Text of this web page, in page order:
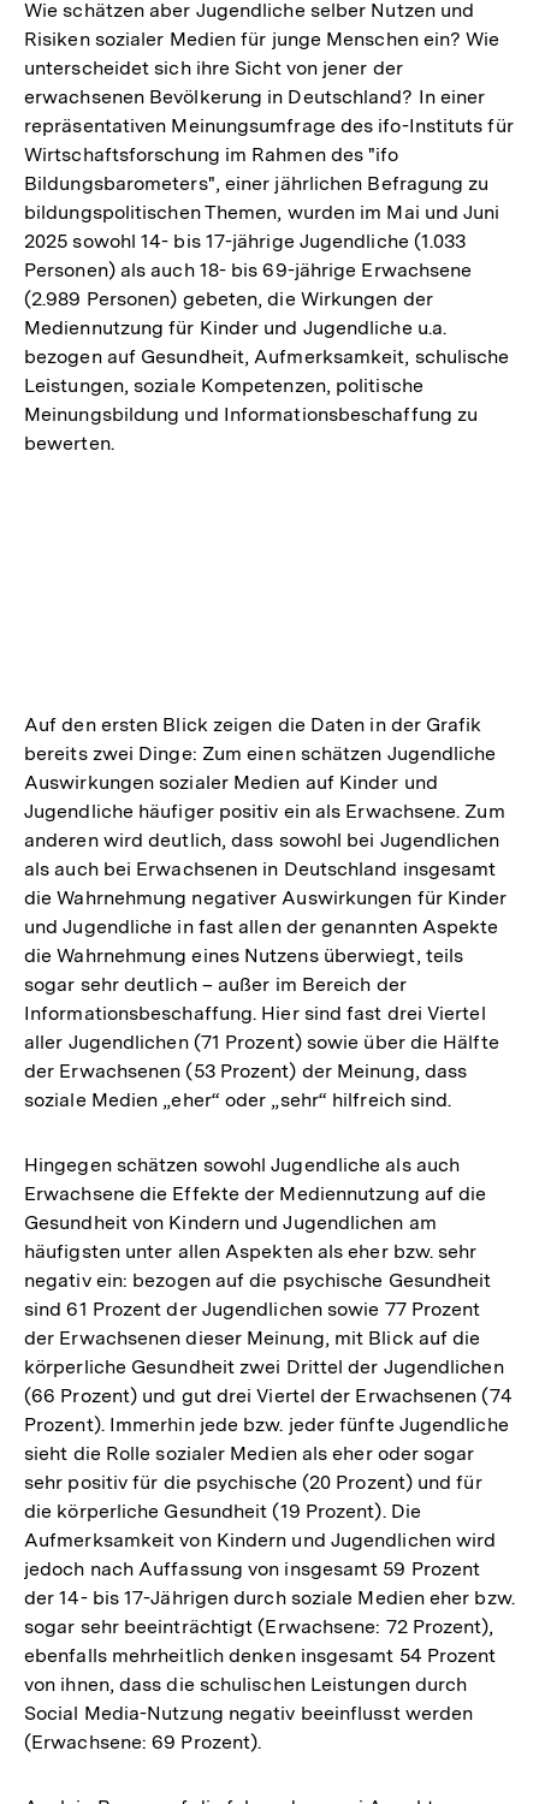
Wie schätzen aber Jugendliche selber Nutzen und
Risiken sozialer Medien für junge Menschen ein? Wie
unterscheidet sich ihre Sicht von jener der
erwachsenen Bevölkerung in Deutschland? In einer
repräsentativen Meinungsumfrage des ifo-Instituts für
Wirtschaftsforschung im Rahmen des "ifo
Bildungsbarometers", einer jährlichen Befragung zu
bildungspolitischen Themen, wurden im Mai und Juni
2025 sowohl 14- bis 17-jährige Jugendliche (1.033
Personen) als auch 18- bis 69-jährige Erwachsene
(2.989 Personen) gebeten, die Wirkungen der
Mediennutzung für Kinder und Jugendliche u.a.
bezogen auf Gesundheit, Aufmerksamkeit, schulische
Leistungen, soziale Kompetenzen, politische
Meinungsbildung und Informationsbeschaffung zu
bewerten.
Auf den ersten Blick zeigen die Daten in der Grafik
bereits zwei Dinge: Zum einen schätzen Jugendliche
Auswirkungen sozialer Medien auf Kinder und
Jugendliche häufiger positiv ein als Erwachsene. Zum
anderen wird deutlich, dass sowohl bei Jugendlichen
als auch bei Erwachsenen in Deutschland insgesamt
die Wahrnehmung negativer Auswirkungen für Kinder
und Jugendliche in fast allen der genannten Aspekte
die Wahrnehmung eines Nutzens überwiegt, teils
sogar sehr deutlich – außer im Bereich der
Informationsbeschaffung. Hier sind fast drei Viertel
aller Jugendlichen (71 Prozent) sowie über die Hälfte
der Erwachsenen (53 Prozent) der Meinung, dass
soziale Medien „eher“ oder „sehr“ hilfreich sind.
Hingegen schätzen sowohl Jugendliche als auch
Erwachsene die Effekte der Mediennutzung auf die
Gesundheit von Kindern und Jugendlichen am
häufigsten unter allen Aspekten als eher bzw. sehr
negativ ein: bezogen auf die psychische Gesundheit
sind 61 Prozent der Jugendlichen sowie 77 Prozent
der Erwachsenen dieser Meinung, mit Blick auf die
körperliche Gesundheit zwei Drittel der Jugendlichen
(66 Prozent) und gut drei Viertel der Erwachsenen (74
Prozent). Immerhin jede bzw. jeder fünfte Jugendliche
sieht die Rolle sozialer Medien als eher oder sogar
sehr positiv für die psychische (20 Prozent) und für
die körperliche Gesundheit (19 Prozent). Die
Aufmerksamkeit von Kindern und Jugendlichen wird
jedoch nach Auffassung von insgesamt 59 Prozent
der 14- bis 17-Jährigen durch soziale Medien eher bzw.
sogar sehr beeinträchtigt (Erwachsene: 72 Prozent),
ebenfalls mehrheitlich denken insgesamt 54 Prozent
von ihnen, dass die schulischen Leistungen durch
Social Media-Nutzung negativ beeinflusst werden
(Erwachsene: 69 Prozent).